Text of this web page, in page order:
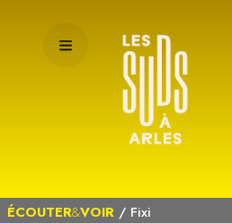
ÉCOUTER&VOIR / Fixi